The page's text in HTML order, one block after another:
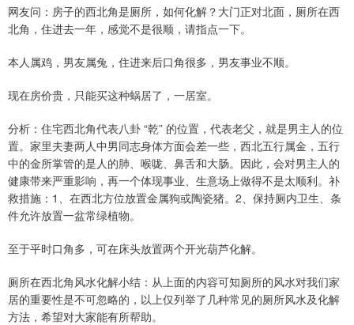
网友问：房子的西北角是厕所，如何化解？大门正对北面，厕所在西
北角，住进去一年，感觉不是很顺，请指点一下。
本人属鸡，男友属兔，住进来后口角很多，男友事业不顺。
现在房价贵，只能买这种蜗居了，一居室。
分析：住宅西北角代表八卦 “乾” 的位置，代表老父，就是男主人的位
置。家里夫妻两人中男同志身体方面会差一些，西北五行属金，五行
中的金所掌管的是人的肺、喉咙、鼻舌和大肠。因此，会对男主人的
健康带来严重影响，再一个体现事业、生意场上做得不是太顺利。补
救措施：1、在西北方位放置金属狗或陶瓷猪。2、保持厕内卫生、条
件允许放置一盆常绿植物。
至于平时口角多，可在床头放置两个开光葫芦化解。
厕所在西北角风水化解小结：从上面的内容可知厕所的风水对我们家
居的重要性是不可忽略的，以上仅列举了几种常见的厕所风水及化解
方法，希望对大家能有所帮助。